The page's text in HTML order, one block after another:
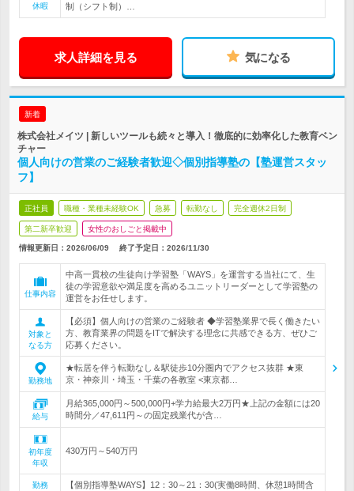
休暇
制（シフト制）…
求人詳細を見る 気になる
新着
株式会社メイツ | 新しいツールも続々と導入！徹底的に効率化した教育ベン
チャー
個人向けの営業のご経験者歓迎◇個別指導塾の【塾運営スタッ
フ】
正社員 職種・業種未経験OK 急募 転勤なし 完全週休2日制
第二新卒歓迎 女性のおしごと掲載中
情報更新日：2026/06/09 終了予定日： 2026/11/30
仕事内容
中高一貫校の生徒向け学習塾「WAYS」を運営する当社にて、生
徒の学習意欲や満足度を高めるユニットリーダーとして学習塾の
運営をお任せします。
対象と
なる方
【必須】個人向けの営業のご経験者 ◆学習塾業界で長く働きたい
方、教育業界の問題をITで解決する理念に共感できる方、ぜひご
応募ください。
勤務地
★転居を伴う転勤なし＆駅徒歩10分圏内でアクセス抜群 ★東
京・神奈川・埼玉・千葉の各教室 <東京都…
給与
月給365,000円～500,000円+学力給最大2万円★上記の金額には20
時間分／47,611円～の固定残業代が含…
初年度
年収
430万円～540万円
勤務
【個別指導塾WAYS】12：30～21：30(実働8時間、休憩1時間含